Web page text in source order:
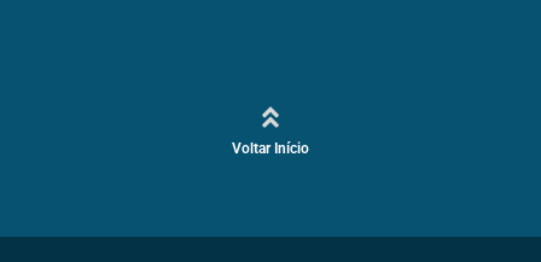
Voltar Início